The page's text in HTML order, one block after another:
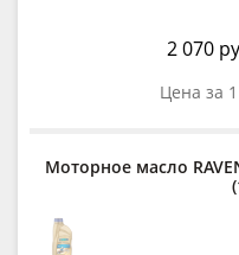
2 070
Цена за
Моторное масло